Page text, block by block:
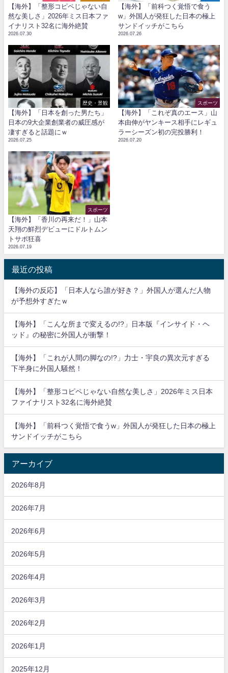
【海外】「整形コピペじゃない自
然な美しさ」2026年ミス日本ファ
イナリスト32名に海外絶賛
2026.07.30
【海外】「前科つく覚悟で食う
w」外国人が発狂した日本の極上
サンドイッチがこちら
2026.07.26
歴史・景観
【海外】「日本を創った男たち」
日本の9大企業創業者の威圧感が
凄すぎると話題にｗ
2026.07.25
スポーツ
【海外】「これぞ真のエース」山
本由伸がヤンキース相手にレギュ
ラーシーズン初の完投勝利！
2026.07.20
スポーツ
【海外】「香川の再来だ！」山本
天翔の鮮烈デビューにドルトムン
トサポ狂喜
2026.07.19
最近の投稿
【海外の反応】「日本人なら誰が好き？」外国人が選んだ人物
が予想外すぎたｗ
【海外】「こんな所まで変えるの!?」日本版『インサイド・ヘ
ッド』の秘密に外国人が衝撃！
【海外】「これが人間の脚なの!?」力士・宇良の異次元すぎる
下半身に外国人騒然！
【海外】「整形コピペじゃない自然な美しさ」2026年ミス日本
ファイナリスト32名に海外絶賛
【海外】「前科つく覚悟で食うw」外国人が発狂した日本の極上
サンドイッチがこちら
アーカイブ
2026年8月
2026年7月
2026年6月
2026年5月
2026年4月
2026年3月
2026年2月
2026年1月
2025年12月